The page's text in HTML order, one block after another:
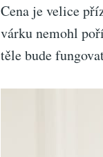
Cena je velice
várku nemohl
těle bude